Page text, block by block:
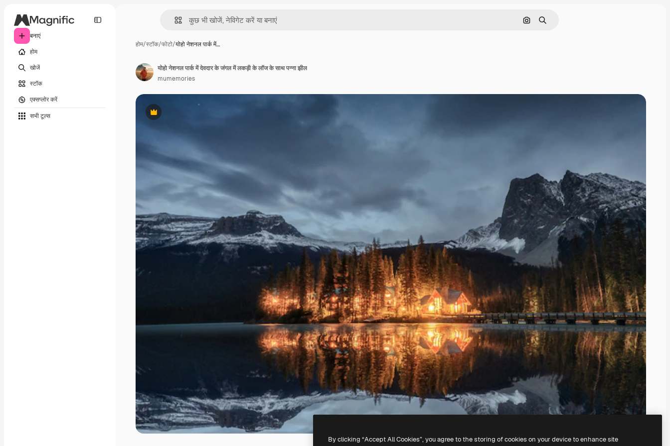
बनाएं
होम
खोजें
स्टॉक
एक्सप्लोर करें
सभी टूल्‍स
इमेज से खोजें
खोजें
होम/स्टॉक/फोटो/योहो नेशनल पार्क में…
Premium
योहो नेशनल पार्क में देवदार के जंगल में लकड़ी के लॉज के साथ पन्ना झील
mumemories
By clicking “Accept All Cookies”, you agree to the storing of cookies on your device to enhance site